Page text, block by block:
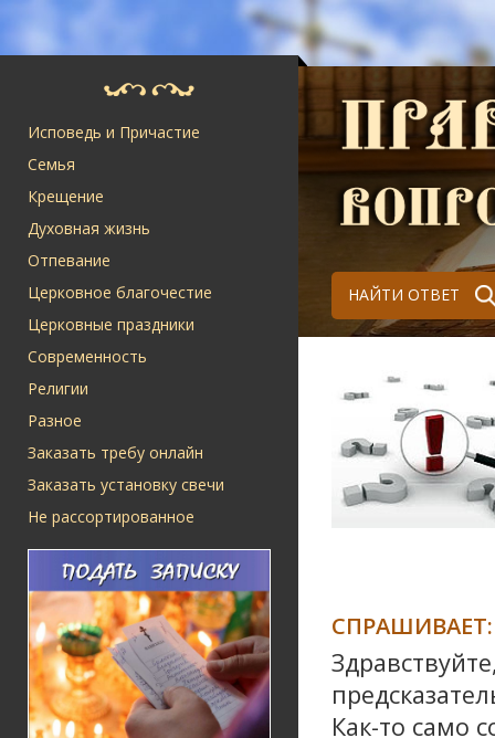
Исповедь и Причастие
Семья
Крещение
Духовная жизнь
Отпевание
Церковное благочестие
Церковные праздники
Современность
Религии
Разное
Заказать требу онлайн
Заказать установку свечи
Не рассортированное
НАЙТИ ОТВЕТ
СПРАШИВАЕТ:
Как-то само